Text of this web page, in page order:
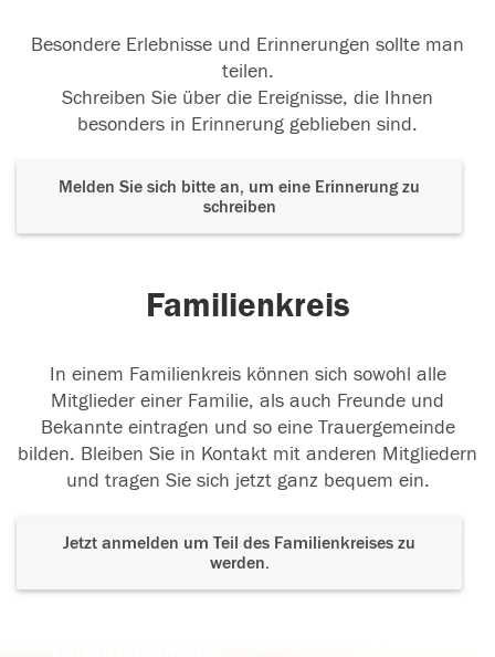
Besondere Erlebnisse und Erinnerungen sollte man
teilen.
Schreiben Sie über die Ereignisse, die Ihnen
besonders in Erinnerung geblieben sind.
Melden Sie sich bitte an, um eine Erinnerung zu
schreiben
Familienkreis
In einem Familienkreis können sich sowohl alle
Mitglieder einer Familie, als auch Freunde und
Bekannte eintragen und so eine Trauergemeinde
bilden. Bleiben Sie in Kontakt mit anderen Mitgliedern
und tragen Sie sich jetzt ganz bequem ein.
Jetzt anmelden um Teil des Familienkreises zu
werden.